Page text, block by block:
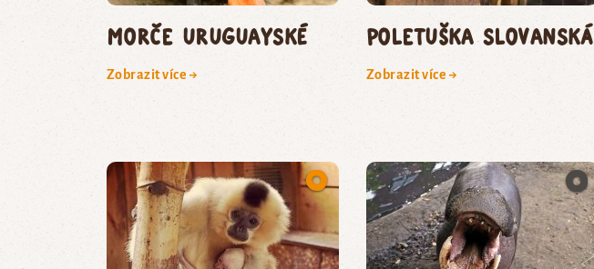
morče uruguayské
Zobrazit více →
poletuška slovanská
Zobrazit více →